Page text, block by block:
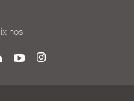
nos
LinkedInYouTubeInstagram